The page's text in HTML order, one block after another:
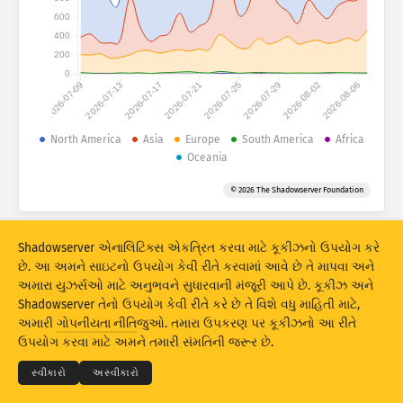
હુમલાના સ્ટેટિસ્ટિક્સ: ઉપકરણો
ડેટા સેટ
લિમિટ
અદ્યતન રીસેટ
PNG તરીકે ડાઉનલોડ કરો
2026-07-092026-07-132026-07-172026-07-212026-07-252026-07-292026-08-022026-08-06
0
200
400
600
North America Asia Europe South America
Africa
Oceania
© 2026 The Shadowserver Foundation
© 2026THE SHADOWSERVER FOUNDATION
ગોપનીયતા અને શરતો
અમારો સંપર્ક કરો ક્રેડિટ્સ
Shadowserver એનાલિટિક્સ એકત્રિત કરવા માટે કૂકીઝનો ઉપયોગ કરે
છે. આ અમને સાઇટનો ઉપયોગ કેવી રીતે કરવામાં આવે છે તે માપવા અને
અમારા યુઝર્સઓ માટે અનુભવને સુધારવાની મંજૂરી આપે છે. કૂકીઝ અને
Shadowserver તેનો ઉપયોગ કેવી રીતે કરે છે તે વિશે વધુ માહિતી માટે,
અમારી ગોપનીયતા નીતિજુઓ. તમારા ઉપકરણ પર કૂકીઝનો આ રીતે
ઉપયોગ કરવા માટે અમને તમારી સંમતિની જરૂર છે.
સ્વીકારો અસ્વીકારો